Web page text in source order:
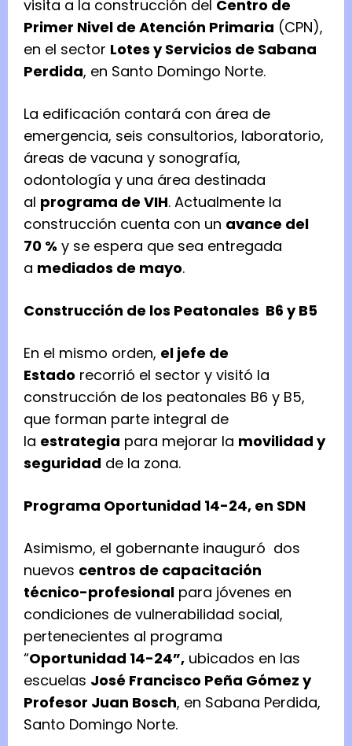
visita a la construcción del Centro de
Primer Nivel de Atención Primaria (CPN),
en el sector Lotes y Servicios de Sabana
Perdida, en Santo Domingo Norte.
La edificación contará con área de
emergencia, seis consultorios, laboratorio,
áreas de vacuna y sonografía,
odontología y una área destinada
al programa de VIH. Actualmente la
construcción cuenta con un avance del
70 % y se espera que sea entregada
a mediados de mayo.
Construcción de los Peatonales B6 y B5
En el mismo orden, el jefe de
Estado recorrió el sector y visitó la
construcción de los peatonales B6 y B5,
que forman parte integral de
la estrategia para mejorar la movilidad y
seguridad de la zona.
Programa Oportunidad 14-24, en SDN
Asimismo, el gobernante inauguró dos
nuevos centros de capacitación
técnico-profesional para jóvenes en
condiciones de vulnerabilidad social,
pertenecientes al programa
“Oportunidad 14-24”, ubicados en las
escuelas José Francisco Peña Gómez y
Profesor Juan Bosch, en Sabana Perdida,
Santo Domingo Norte.